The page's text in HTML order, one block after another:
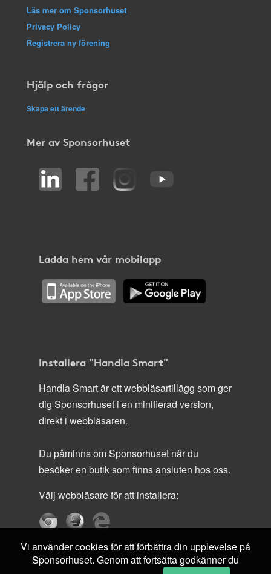
Läs mer om Sponsorhuset
Privacy Policy
Registrera ny förening
Hjälp och frågor
Skapa ett ärende
Mer av Sponsorhuset
Ladda hem vår mobilapp
Installera "Handla Smart"
Handla Smart är ett webbläsartillägg som ger
dig Sponsorhuset i en minifierad version,
direkt i webbläsaren.
Du påminns om Sponsorhuset när du
besöker en butik som finns ansluten hos oss.
Välj webbläsare för att installera:
Vi använder cookies för att förbättra din upplevelse på
Sponsorhuset. Genom att fortsätta godkänner du